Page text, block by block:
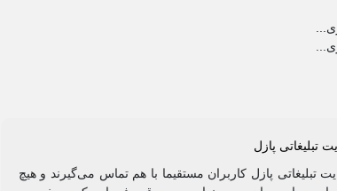
تبلیغاتی پازل کاربران مستقیما با هم تماس می‌گیرند و هیچ